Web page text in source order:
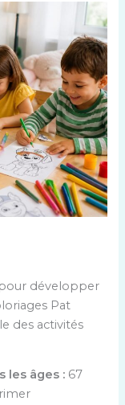
développer
Pat
des activités
les âges : 67